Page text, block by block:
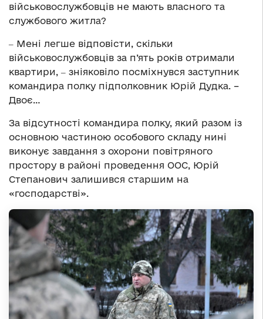
військовослужбовців не мають власного та
службового житла?
‒ Мені легше відповісти, скільки
військовослужбовців за п’ять років отримали
квартири, ‒ зніяковіло посміхнувся заступник
командира полку підполковник Юрій Дудка. –
Двоє…
За відсутності командира полку, який разом із
основною частиною особового складу нині
виконує завдання з охорони повітряного
простору в районі проведення ООС, Юрій
Степанович залишився старшим на
«господарстві».